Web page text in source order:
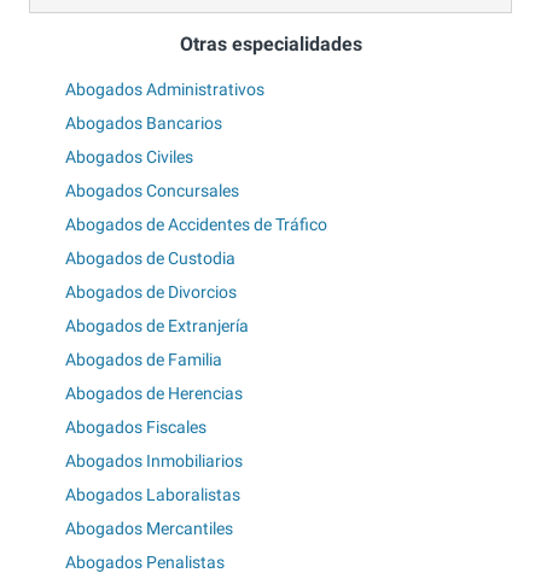
Otras especialidades
Abogados Administrativos
Abogados Bancarios
Abogados Civiles
Abogados Concursales
Abogados de Accidentes de Tráfico
Abogados de Custodia
Abogados de Divorcios
Abogados de Extranjería
Abogados de Familia
Abogados de Herencias
Abogados Fiscales
Abogados Inmobiliarios
Abogados Laboralistas
Abogados Mercantiles
Abogados Penalistas